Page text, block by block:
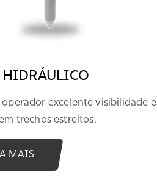
HIDRÁULICO
excelente visibilidade e
trechos estreitos.
MAIS